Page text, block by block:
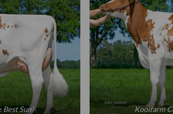
Best Sun) Kooifarm